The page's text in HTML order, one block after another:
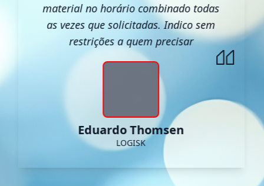
material no horário combinado todas
as vezes que solicitadas. Indico sem
restrições a quem precisar
Eduardo Thomsen
LOGISK